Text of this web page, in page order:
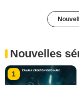
Nouvelles
1